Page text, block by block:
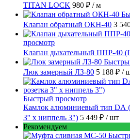
TITAN LOCK 980 ₽ / м
Клапан обратный ОКН-40 3
просмотр
Клапан дыхательный ППР-40
Люк замерный ЛЗ-80 5 188 ₽ /
Быстрый просмотр
Камлок алюминиевый тип DА
3" х ниппель 3") 5 449 ₽ / шт
Рекомендуем